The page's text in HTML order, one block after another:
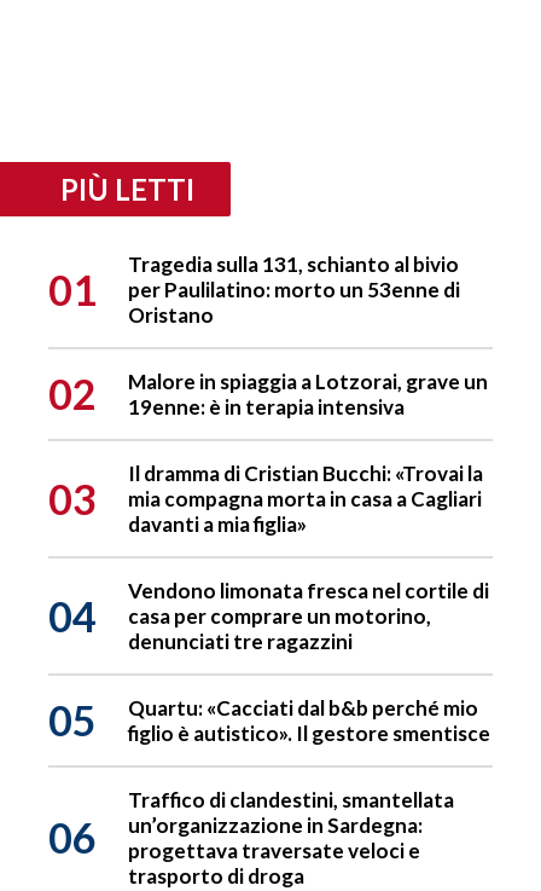
PIÙ LETTI
01
Tragedia sulla 131, schianto al bivio
per Paulilatino: morto un 53enne di
Oristano
02
Malore in spiaggia a Lotzorai, grave un
19enne: è in terapia intensiva
03
Il dramma di Cristian Bucchi: «Trovai la
mia compagna morta in casa a Cagliari
davanti a mia figlia»
04
Vendono limonata fresca nel cortile di
casa per comprare un motorino,
denunciati tre ragazzini
05
Quartu: «Cacciati dal b&b perché mio
figlio è autistico». Il gestore smentisce
06
Traffico di clandestini, smantellata
un’organizzazione in Sardegna:
progettava traversate veloci e
trasporto di droga